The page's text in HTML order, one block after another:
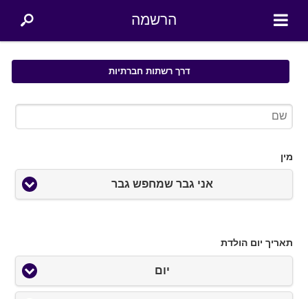
הרשמה
דרך רשתות חברתיות
מין
אני גבר שמחפש גבר
תאריך יום הולדת
יום